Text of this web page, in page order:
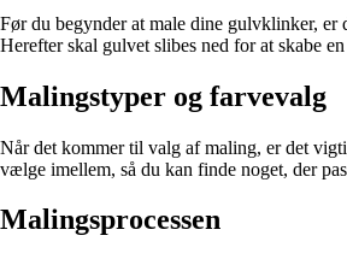
Før du begynder at male dine gulvklinker, er
Herefter skal gulvet slibes ned for at skabe
Malingstyper og farvevalg
Når det kommer til valg af maling, er det
vælge imellem, så du kan finde noget, der
Malingsprocessen